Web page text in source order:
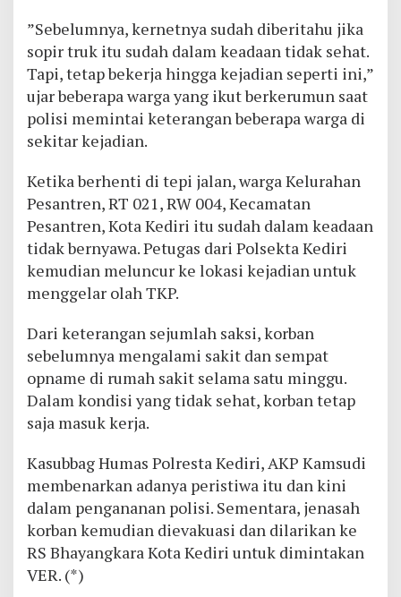
”Sebelumnya, kernetnya sudah diberitahu jika
sopir truk itu sudah dalam keadaan tidak sehat.
Tapi, tetap bekerja hingga kejadian seperti ini,”
ujar beberapa warga yang ikut berkerumun saat
polisi memintai keterangan beberapa warga di
sekitar kejadian.
Ketika berhenti di tepi jalan, warga Kelurahan
Pesantren, RT 021, RW 004, Kecamatan
Pesantren, Kota Kediri itu sudah dalam keadaan
tidak bernyawa. Petugas dari Polsekta Kediri
kemudian meluncur ke lokasi kejadian untuk
menggelar olah TKP.
Dari keterangan sejumlah saksi, korban
sebelumnya mengalami sakit dan sempat
opname di rumah sakit selama satu minggu.
Dalam kondisi yang tidak sehat, korban tetap
saja masuk kerja.
Kasubbag Humas Polresta Kediri, AKP Kamsudi
membenarkan adanya peristiwa itu dan kini
dalam pengananan polisi. Sementara, jenasah
korban kemudian dievakuasi dan dilarikan ke
RS Bhayangkara Kota Kediri untuk dimintakan
VER. (*)